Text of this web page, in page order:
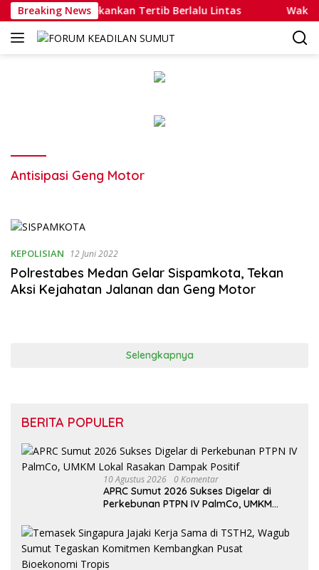
Langsung
ke
konten
Breaking News
Pelajar, Tekankan Tertib Berlalu Lintas
Antisipasi Geng Motor
KEPOLISIAN 12 Juni 2022
Polrestabes Medan Gelar Sispamkota, Tekan
Aksi Kejahatan Jalanan dan Geng Motor
Selengkapnya
BERITA POPULER
10 Agustus 2026 0 Komentar
APRC Sumut 2026 Sukses Digelar di
Perkebunan PTPN IV PalmCo, UMKM